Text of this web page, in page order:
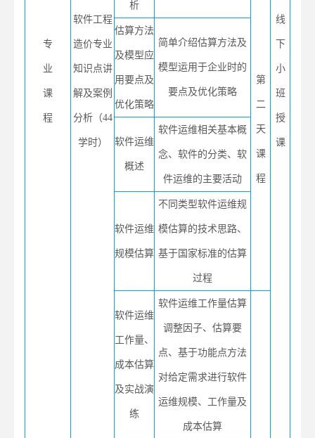
专
业
课
程
软件工程
造价专业
知识点讲
解及案例
分析（44
学时）
线
下
小
班
授
课
析
第
二
天
课
程
估算方法
及模型应
用要点及
优化策略
简单介绍估算方法及
模型运用于企业时的
要点及优化策略
软件运维
概述
软件运维相关基本概
念、软件的分类、软
件运维的主要活动
软件运维
规模估算
不同类型软件运维规
模估算的技术思路、
基于国家标准的估算
过程
软件运维
工作量、
成本估算
及实战演
练
软件运维工作量估算
调整因子、估算要
点、基于功能点方法
对给定需求进行软件
运维规模、工作量及
成本估算